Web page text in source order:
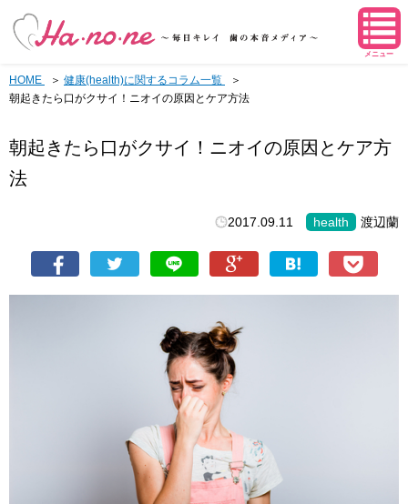
メニュー
HOME
健康(health)に関するコラム一覧
朝起きたら口がクサイ！ニオイの原因とケア方法
朝起きたら口がクサイ！ニオイの原因とケア方
法
2017.09.11 health 渡辺蘭